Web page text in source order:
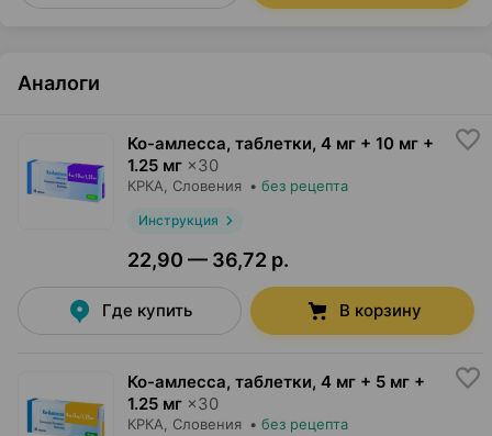
Аналоги
Ко-амлесса, таблетки, 4 мг + 10 мг +
1.25 мг ×30
КРКА , Словения • без рецепта
Инструкция
22,90 — 36,72 р.
Где купить В корзину
Ко-амлесса, таблетки, 4 мг + 5 мг +
1.25 мг ×30
КРКА , Словения • без рецепта